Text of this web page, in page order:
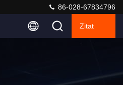
86-028-67834796
Zitat